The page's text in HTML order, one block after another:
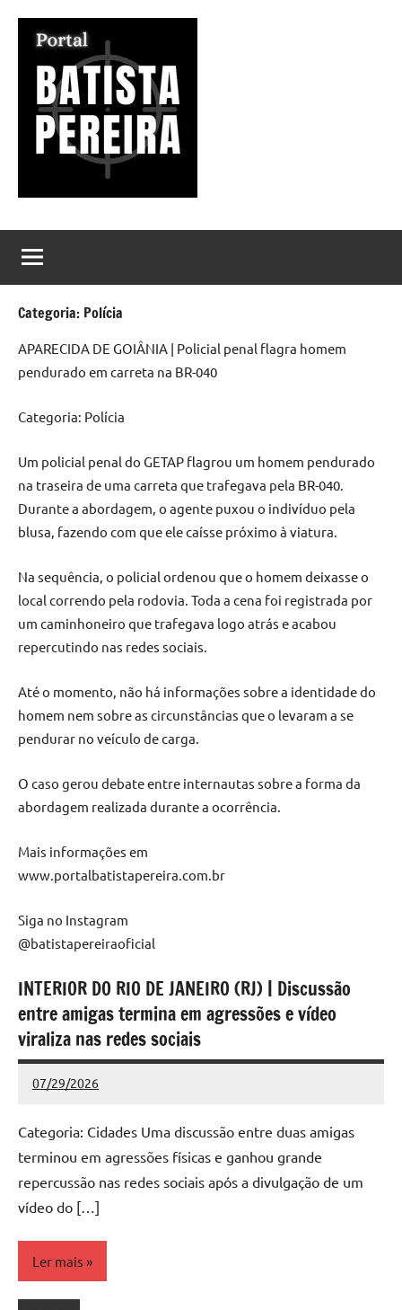
conteúdo
Batista
Pereira
Portal
de
Categoria: Polícia
APARECIDA DE GOIÂNIA | Policial penal flagra homem
pendurado em carreta na BR-040
Categoria: Polícia
Um policial penal do GETAP flagrou um homem pendurado
na traseira de uma carreta que trafegava pela BR-040.
Durante a abordagem, o agente puxou o indivíduo pela
blusa, fazendo com que ele caísse próximo à viatura.
Na sequência, o policial ordenou que o homem deixasse o
local correndo pela rodovia. Toda a cena foi registrada por
um caminhoneiro que trafegava logo atrás e acabou
repercutindo nas redes sociais.
Até o momento, não há informações sobre a identidade do
homem nem sobre as circunstâncias que o levaram a se
pendurar no veículo de carga.
O caso gerou debate entre internautas sobre a forma da
abordagem realizada durante a ocorrência.
Mais informações em
www.portalbatistapereira.com.br
Siga no Instagram
@batistapereiraoficial
INTERIOR DO RIO DE JANEIRO (RJ) | Discussão
entre amigas termina em agressões e vídeo
viraliza nas redes sociais
07/29/2026
Redação
Nenhum
Categoria: Cidades Uma discussão entre duas amigas
terminou em agressões físicas e ganhou grande
repercussão nas redes sociais após a divulgação de um
vídeo do […]
Ler mais